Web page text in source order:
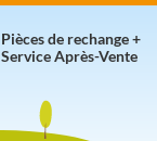
Pièces de rechange +
Service Après-Vente